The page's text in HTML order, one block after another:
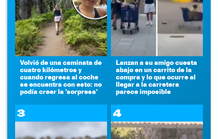
Volvió de una caminata de
cuatro kilómetros y
cuando regresa al coche
se encuentra con esto: no
podía creer la 'sorpresa'
Lanzan a su amigo cuesta
abajo en un carrito de la
compra y lo que ocurre al
llegar a la carretera
parece imposible
3 4